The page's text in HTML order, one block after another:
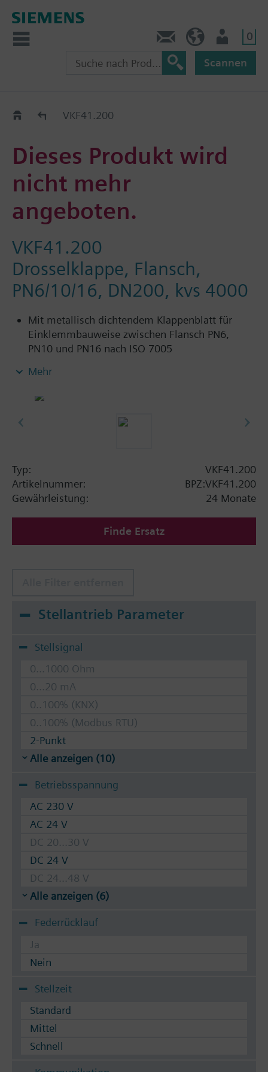
0
Scannen
Old2NewVKF41.200
Dieses Produkt wird
nicht mehr
angeboten.
VKF41.200
Drosselklappe, Flansch,
PN6/10/16, DN200, kvs 4000
Mit metallisch dichtendem Klappenblatt für
Einklemmbauweise zwischen Flansch PN6,
PN10 und PN16 nach ISO 7005
Kreisläufen
Zusatz Info
SAL..T10, SAL..T40 benötigen Montagesatz ASK33N
Mehr
Typ:
VKF41.200
Artikelnummer:
BPZ:VKF41.200
Gewährleistung:
24 Monate
Finde Ersatz
Stellantrieb Parameter
Stellsignal
0...1000 Ohm
0...20 mA
0..100% (KNX)
0..100% (Modbus RTU)
2-Punkt
Alle anzeigen (10)
Betriebsspannung
AC 230 V
AC 24 V
DC 20...30 V
DC 24 V
DC 24...48 V
Alle anzeigen (6)
Federrücklauf
Ja
Nein
Stellzeit
Standard
Mittel
Schnell